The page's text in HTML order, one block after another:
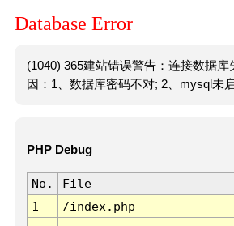
Database Error
(1040) 365建站错误警告：连接数据库
因：1、数据库密码不对; 2、mysql未启
PHP Debug
No. File
1
/index.php